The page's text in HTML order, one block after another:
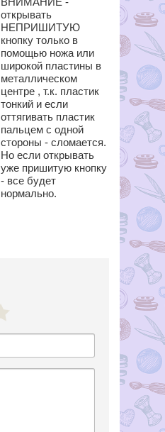
открывать
НЕПРИШИТУЮ
кнопку только в
помощью ножа или
широкой пластины в
металлическом
центре , т.к. пластик
тонкий и если
оттягивать пластик
пальцем с одной
стороны - сломается.
Но если открывать
уже пришитую кнопку
- все будет
нормально.